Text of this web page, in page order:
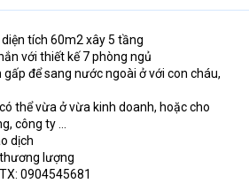
tích 60m2 xây 5 tầng
với thiết kế 7 phòng ngủ
để sang nước ngoài ở với con cháu,
thể vừa ở vừa kinh doanh, hoặc cho
công ty …
dịch
lượng
0904545681